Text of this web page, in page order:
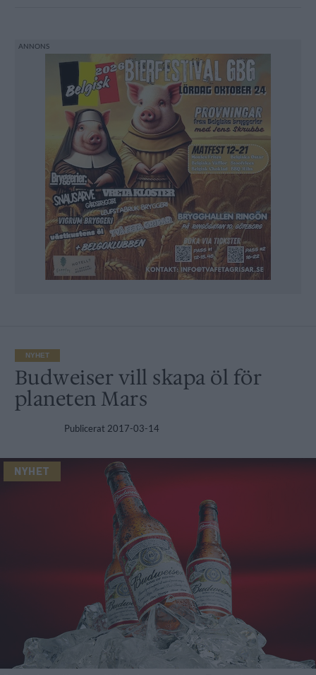
NYHET
Budweiser vill skapa öl för
planeten Mars
Publicerat 2017-03-14
NYHET